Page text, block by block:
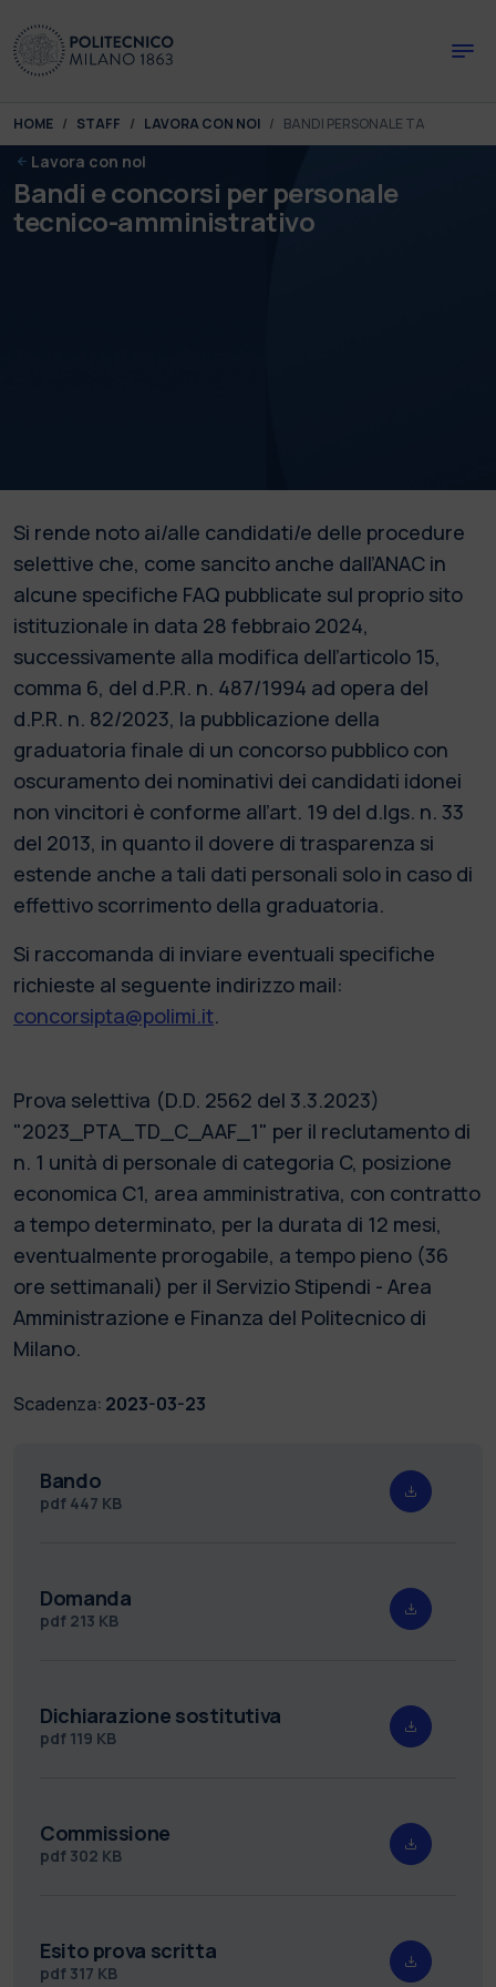
You are here:
HOME STAFF LAVORA CON NOI BANDI PERSONALE TA
Lavora con noi
Bandi e concorsi per personale
tecnico-amministrativo
Si rende noto ai/alle candidati/e delle procedure
selettive che, come sancito anche dall’ANAC in
alcune specifiche FAQ pubblicate sul proprio sito
istituzionale in data 28 febbraio 2024,
successivamente alla modifica dell’articolo 15,
comma 6, del d.P.R. n. 487/1994 ad opera del
d.P.R. n. 82/2023, la pubblicazione della
graduatoria finale di un concorso pubblico con
oscuramento dei nominativi dei candidati idonei
non vincitori è conforme all’art. 19 del d.lgs. n. 33
del 2013, in quanto il dovere di trasparenza si
estende anche a tali dati personali solo in caso di
effettivo scorrimento della graduatoria.
Si raccomanda di inviare eventuali specifiche
richieste al seguente indirizzo mail:
concorsipta@polimi.it.
Prova selettiva (D.D. 2562 del 3.3.2023)
"2023_PTA_TD_C_AAF_1" per il reclutamento di
n. 1 unità di personale di categoria C, posizione
economica C1, area amministrativa, con contratto
a tempo determinato, per la durata di 12 mesi,
eventualmente prorogabile, a tempo pieno (36
ore settimanali) per il Servizio Stipendi - Area
Amministrazione e Finanza del Politecnico di
Milano.
Scadenza: 2023-03-23
Bando
pdf 447 KB
Domanda
pdf 213 KB
Dichiarazione sostitutiva
pdf 119 KB
Commissione
pdf 302 KB
Esito prova scritta
pdf 317 KB